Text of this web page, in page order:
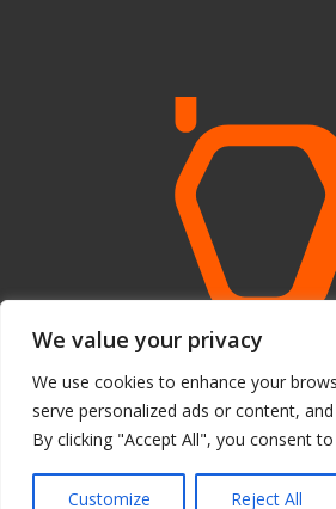
We value your privacy
We use cookies to enhance your
serve personalized ads or content,
By clicking "Accept All", you consent
Customize Reject All
© Copyright 2026 - Th. Kyriazakos sa